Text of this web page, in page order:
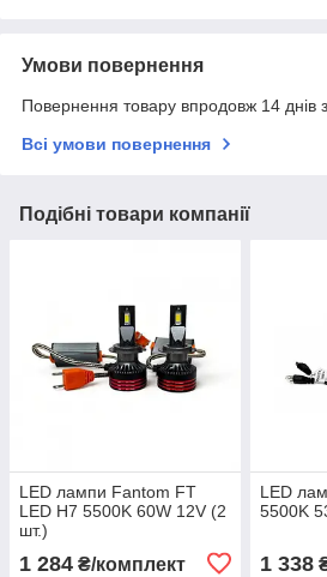
Умови повернення
Повернення товару впродовж 14 днів
Всі умови повернення
Подібні товари компанії
LED лампи Fantom FT
LED H7 5500K 60W 12V (2
шт.)
1 284 ₴/комплект
LED
5500K
1 338